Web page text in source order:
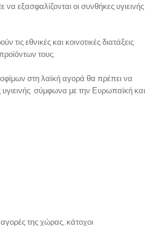
εξασφαλίζονται οι συνθήκες υγιεινής
τις εθνικές και κοινοτικές διατάξεις
τους.
στη λαϊκή αγορά θα πρέπει να
υγιεινής σύμφωνα με την Ευρωπαϊκή και
της χώρας, κάτοχοι